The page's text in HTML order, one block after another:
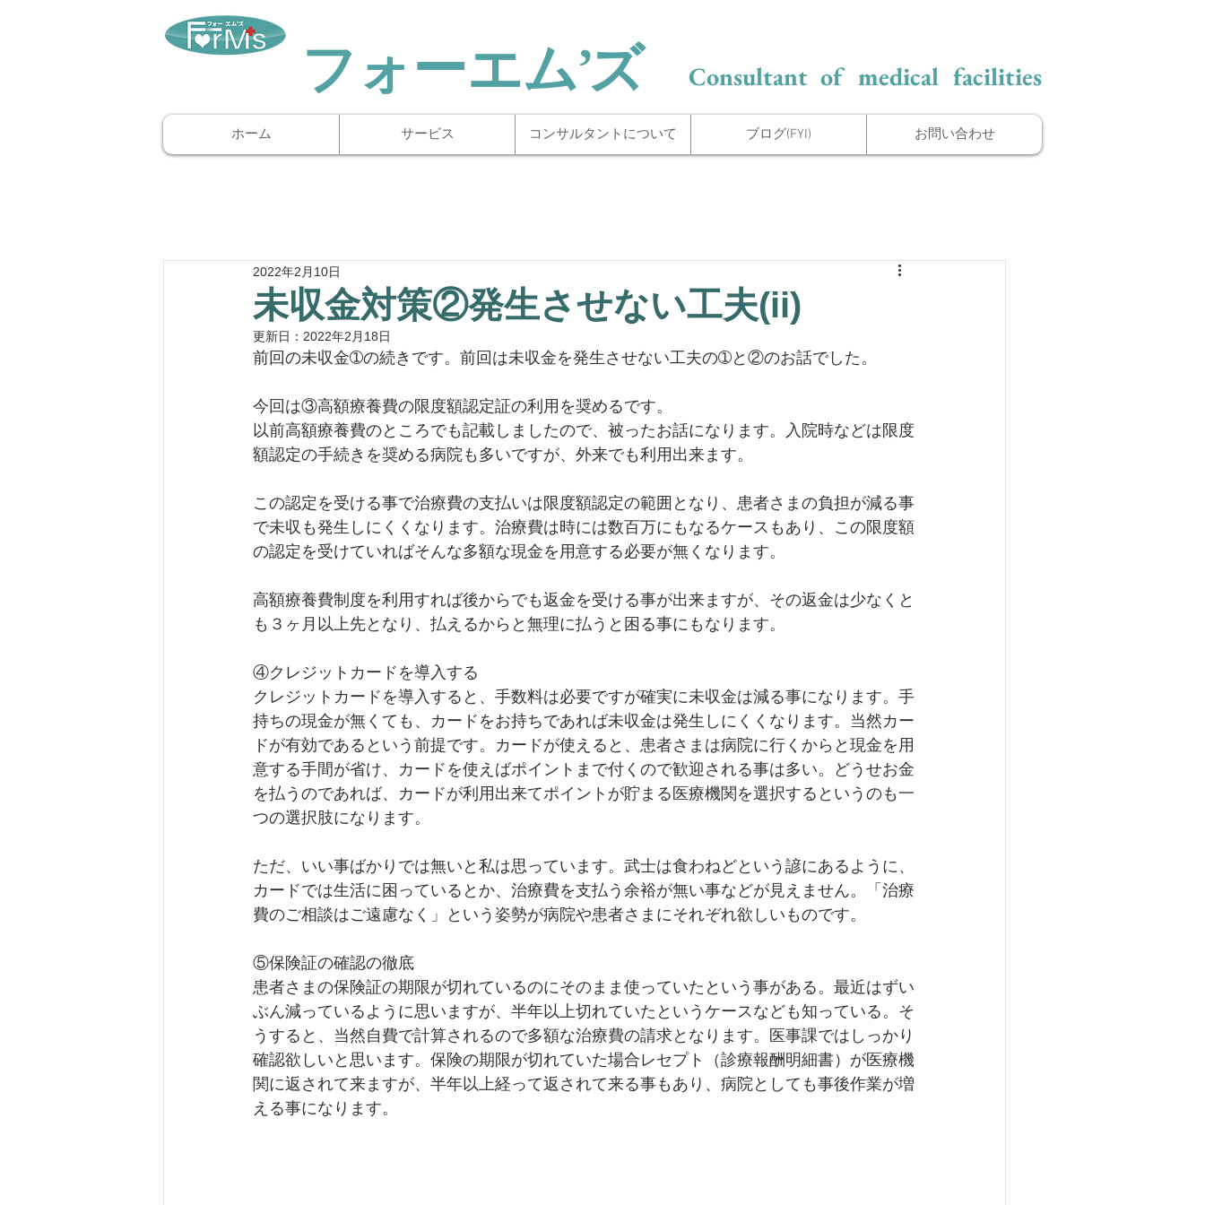
​フォーエム’ズ Consultant of medical facilities
ホーム サービス コンサルタントについて ブログ(FYI) お問い合わせ
未収金対策②発生させない工夫(ii)
2022年2月10日
更新日： 2022年2月18日
前回の未収金➀の続きです。前回は未収金を発生させない工夫の➀と②のお話でした。
今回は③高額療養費の限度額認定証の利用を奨めるです。
以前高額療養費のところでも記載しましたので、被ったお話になります。入院時などは限度
額認定の手続きを奨める病院も多いですが、外来でも利用出来ます。
この認定を受ける事で治療費の支払いは限度額認定の範囲となり、患者さまの負担が減る事
で未収も発生しにくくなります。治療費は時には数百万にもなるケースもあり、この限度額
の認定を受けていればそんな多額な現金を用意する必要が無くなります。
高額療養費制度を利用すれば後からでも返金を受ける事が出来ますが、その返金は少なくと
も３ヶ月以上先となり、払えるからと無理に払うと困る事にもなります。
④クレジットカードを導入する
クレジットカードを導入すると、手数料は必要ですが確実に未収金は減る事になります。手
持ちの現金が無くても、カードをお持ちであれば未収金は発生しにくくなります。当然カー
ドが有効であるという前提です。カードが使えると、患者さまは病院に行くからと現金を用
意する手間が省け、カードを使えばポイントまで付くので歓迎される事は多い。どうせお金
を払うのであれば、カードが利用出来てポイントが貯まる医療機関を選択するというのも一
つの選択肢になります。
ただ、いい事ばかりでは無いと私は思っています。武士は食わねどという諺にあるように、
カードでは生活に困っているとか、治療費を支払う余裕が無い事などが見えません。「治療
費のご相談はご遠慮なく」という姿勢が病院や患者さまにそれぞれ欲しいものです。
⑤保険証の確認の徹底
患者さまの保険証の期限が切れているのにそのまま使っていたという事がある。最近はずい
ぶん減っているように思いますが、半年以上切れていたというケースなども知っている。そ
うすると、当然自費で計算されるので多額な治療費の請求となります。医事課ではしっかり
確認欲しいと思います。保険の期限が切れていた場合レセプト（診療報酬明細書）が医療機
関に返されて来ますが、半年以上経って返されて来る事もあり、病院としても事後作業が増
える事になります。